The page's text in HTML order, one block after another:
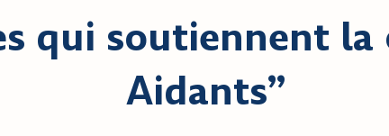
qui soutiennent la
Aidants”